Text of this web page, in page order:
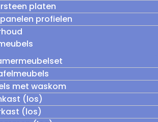
platen
profielen
met waskom
(los)
(los)